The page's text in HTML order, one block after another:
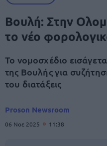
Βουλή: Στην
το νέο
Το νομοσχέδιο
της Βουλής για
του διατάξεις
Proson Newsroom
06 Νοε 2025 11:38